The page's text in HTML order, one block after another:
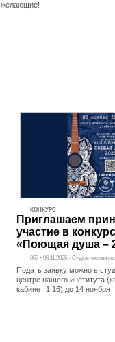
желающие!
КОНКУРС
Приглашаем
участие в
«Поющая душа –
867 • 06.11.2025 - Студенческая
Подать заявку можно в
центре нашего института
кабинет 1.16) до 14 ноября